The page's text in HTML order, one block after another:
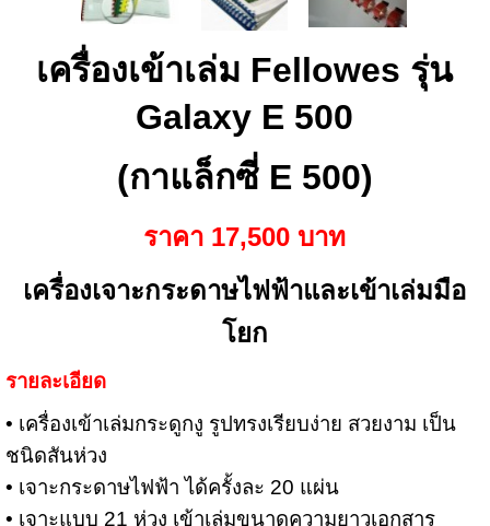
เครื่องเข้าเล่ม Fellowes รุ่น
Galaxy E 500
(กาแล็กซี่ E 500)
ราคา 17,500 บาท
เครื่องเจาะกระดาษไฟฟ้าและเข้าเล่มมือ
โยก
รายละเอียด
• เครื่องเข้าเล่มกระดูกงู รูปทรงเรียบง่าย สวยงาม เป็น
ชนิดสันห่วง
• เจาะกระดาษไฟฟ้า ได้ครั้งละ 20 แผ่น
• เจาะแบบ 21 ห่วง เข้าเล่มขนาดความยาวเอกสาร